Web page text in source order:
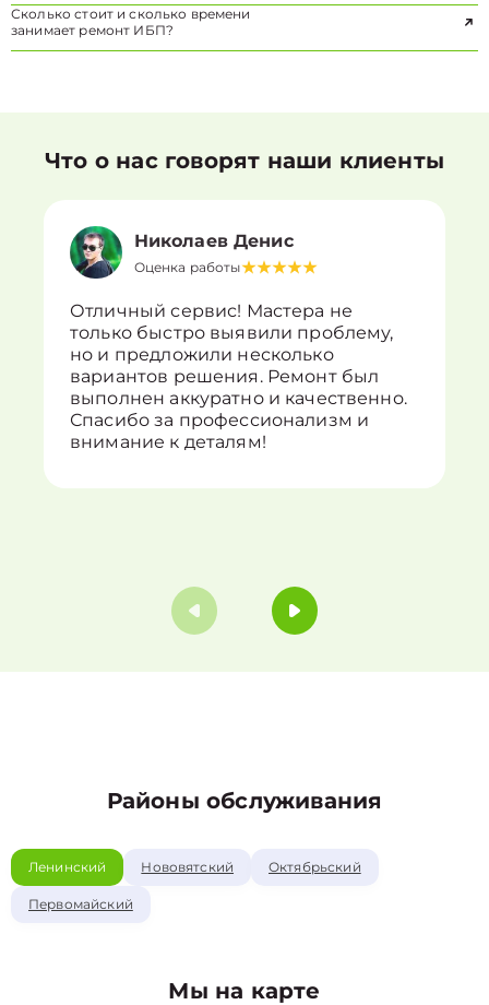
Сколько стоит и сколько времени
занимает ремонт ИБП?
Что о нас говорят наши клиенты
Николаев Денис
Оценка работы
Отличный сервис! Мастера не
только быстро выявили проблему,
но и предложили несколько
вариантов решения. Ремонт был
выполнен аккуратно и качественно.
Спасибо за профессионализм и
внимание к деталям!
Районы обслуживания
Ленинский Нововятский Октябрьский
Первомайский
Мы на карте